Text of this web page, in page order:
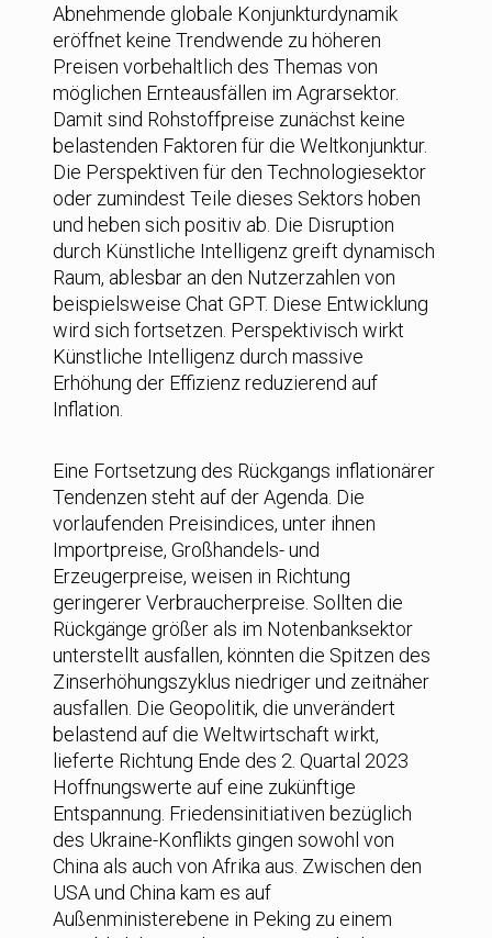
Abnehmende globale Konjunkturdynamik
eröffnet keine Trendwende zu höheren
Preisen vorbehaltlich des Themas von
möglichen Ernteausfällen im Agrarsektor.
Damit sind Rohstoffpreise zunächst keine
belastenden Faktoren für die Weltkonjunktur.
Die Perspektiven für den Technologiesektor
oder zumindest Teile dieses Sektors hoben
und heben sich positiv ab. Die Disruption
durch Künstliche Intelligenz greift dynamisch
Raum, ablesbar an den Nutzerzahlen von
beispielsweise Chat GPT. Diese Entwicklung
wird sich fortsetzen. Perspektivisch wirkt
Künstliche Intelligenz durch massive
Erhöhung der Effizienz reduzierend auf
Inflation.
Eine Fortsetzung des Rückgangs inflationärer
Tendenzen steht auf der Agenda. Die
vorlaufenden Preisindices, unter ihnen
Importpreise, Großhandels- und
Erzeugerpreise, weisen in Richtung
geringerer Verbraucherpreise. Sollten die
Rückgänge größer als im Notenbanksektor
unterstellt ausfallen, könnten die Spitzen des
Zinserhöhungszyklus niedriger und zeitnäher
ausfallen. Die Geopolitik, die unverändert
belastend auf die Weltwirtschaft wirkt,
lieferte Richtung Ende des 2. Quartal 2023
Hoffnungswerte auf eine zukünftige
Entspannung. Friedensinitiativen bezüglich
des Ukraine-Konflikts gingen sowohl von
China als auch von Afrika aus. Zwischen den
USA und China kam es auf
Außenministerebene in Peking zu einem